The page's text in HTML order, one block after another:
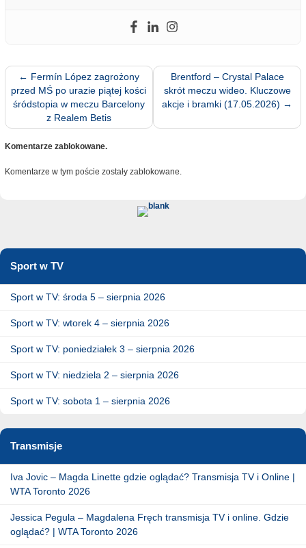
← Fermín López zagrożony
przed MŚ po urazie piątej kości
śródstopia w meczu Barcelony
z Realem Betis
Brentford – Crystal Palace
skrót meczu wideo. Kluczowe
akcje i bramki (17.05.2026) →
Komentarze zablokowane.
Komentarze w tym poście zostały zablokowane.
Sport w TV
Sport w TV: środa 5 – sierpnia 2026
Sport w TV: wtorek 4 – sierpnia 2026
Sport w TV: poniedziałek 3 – sierpnia 2026
Sport w TV: niedziela 2 – sierpnia 2026
Sport w TV: sobota 1 – sierpnia 2026
Transmisje
Iva Jovic – Magda Linette gdzie oglądać? Transmisja TV i Online |
WTA Toronto 2026
Jessica Pegula – Magdalena Fręch transmisja TV i online. Gdzie
oglądać? | WTA Toronto 2026